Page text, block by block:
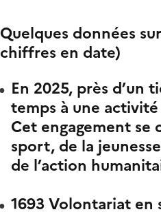
Quelques données
chiffres en date)
En 2025, près d’un
temps à une
Cet engagement
sport, de la
de l’action
1693 Volontariat